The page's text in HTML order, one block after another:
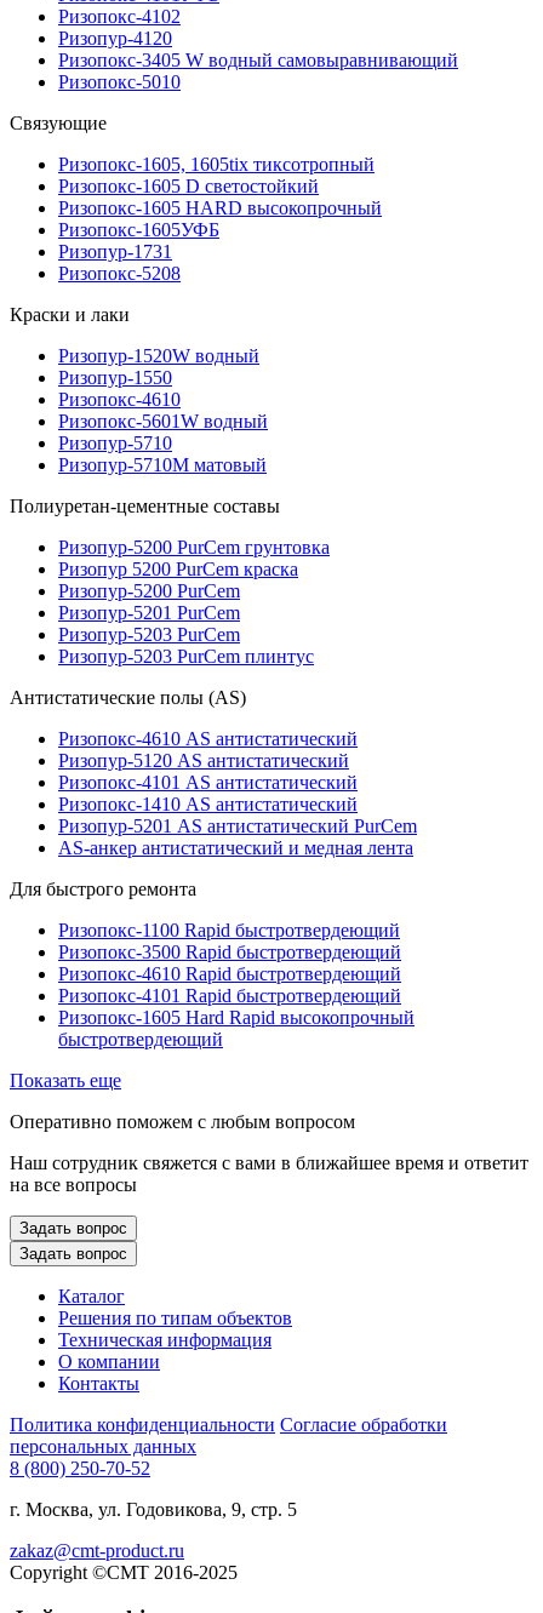
Ризопокс-4102
Ризопур-4120
Ризопокс-3405 W водный самовыравнивающий
Ризопокс-5010
Связующие
Ризопокс-1605, 1605tix тиксотропный
Ризопокс-1605 D светостойкий
Ризопокс-1605 HARD высокопрочный
Ризопокс-1605УФБ
Ризопур-1731
Ризопокс-5208
Краски и лаки
Ризопур-1520W водный
Ризопур-1550
Ризопокс-4610
Ризопокс-5601W водный
Ризопур-5710
Ризопур-5710М матовый
Полиуретан-цементные составы
Ризопур-5200 PurCem грунтовка
Ризопур 5200 PurCem краска
Ризопур-5200 PurCem
Ризопур-5201 PurCem
Ризопур-5203 PurCem
Ризопур-5203 PurCem плинтус
Антистатические полы (AS)
Ризопокс-4610 AS антистатический
Ризопур-5120 AS антистатический
Ризопокс-4101 AS антистатический
Ризопокс-1410 AS антистатический
Ризопур-5201 AS антистатический PurCem
AS-анкер антистатический и медная лента
Для быстрого ремонта
Ризопокс-1100 Rapid быстротвердеющий
Ризопокс-3500 Rapid быстротвердеющий
Ризопокс-4610 Rapid быстротвердеющий
Ризопокс-4101 Rapid быстротвердеющий
Ризопокс-1605 Hard Rapid высокопрочный
быстротвердеющий
Показать еще
Оперативно поможем с любым вопросом
Наш сотрудник свяжется с вами в ближайшее время и ответит
на все вопросы
Задать вопрос
Задать вопрос
Каталог
Решения по типам объектов
Техническая информация
О компании
Контакты
Политика конфиденциальности Согласие обработки
персональных данных
8 (800) 250-70-52
г. Москва, ул. Годовикова, 9, стр. 5
zakaz@cmt-product.ru
Copyright ©СМТ 2016-2025